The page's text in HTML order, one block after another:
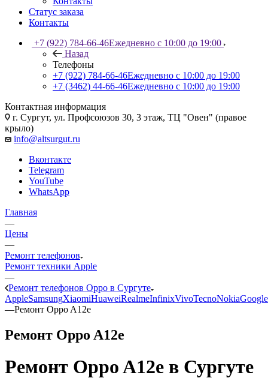
Статус заказа
Контакты
+7 (922) 784-66-46Ежедневно с 10:00 до 19:00
Назад
Телефоны
+7 (922) 784-66-46Ежедневно с 10:00 до 19:00
+7 (3462) 44-66-46Ежедневно с 10:00 до 19:00
Контактная информация
г. Сургут, ул. Профсоюзов 30, 3 этаж, ТЦ "Овен" (правое
крыло)
info@altsurgut.ru
Вконтакте
Telegram
YouTube
WhatsApp
Главная
—
Цены
—
Ремонт телефонов
Ремонт техники Apple
—
Ремонт телефонов Oppo в Сургуте
AppleSamsungXiaomiHuaweiRealmeInfinixVivoTecnoNokiaGoogle
—Ремонт Oppo A12e
Ремонт Oppo A12e
Ремонт Oppo A12e в Сургуте